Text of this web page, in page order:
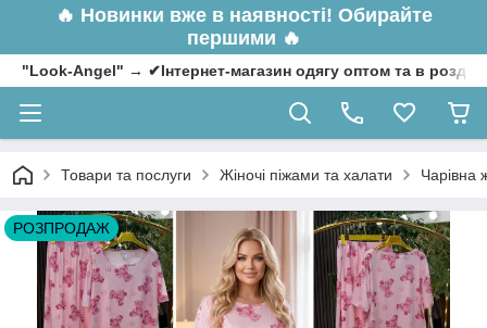
🔥 Новинки вже в наявності! Обирайте
першими 🔥
"Look-Angel" → ✔Інтернет-магазин одягу оптом та в
Товари та послуги Жіночі піжами та халати Чарівна
РОЗПРОДАЖ